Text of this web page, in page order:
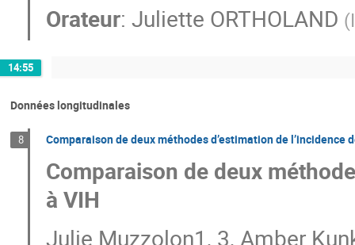
Orateur: Juliette ORTHOLAND (
14:55
Données longitudinales
8 Comparaison de deux méthodes d’estimation de l’incidence
Comparaison de deux
à VIH
Julie Muzzolon1, 3, Amber